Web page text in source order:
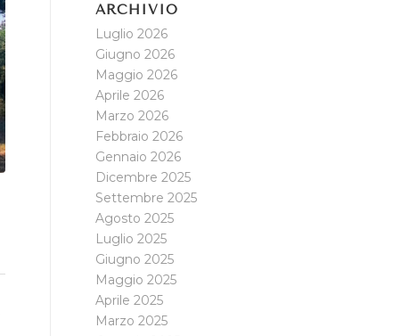
ARCHIVIO
Luglio 2026
Giugno 2026
Maggio 2026
Aprile 2026
Marzo 2026
Febbraio 2026
Gennaio 2026
Dicembre 2025
Settembre 2025
Agosto 2025
Luglio 2025
Giugno 2025
Maggio 2025
Aprile 2025
Marzo 2025